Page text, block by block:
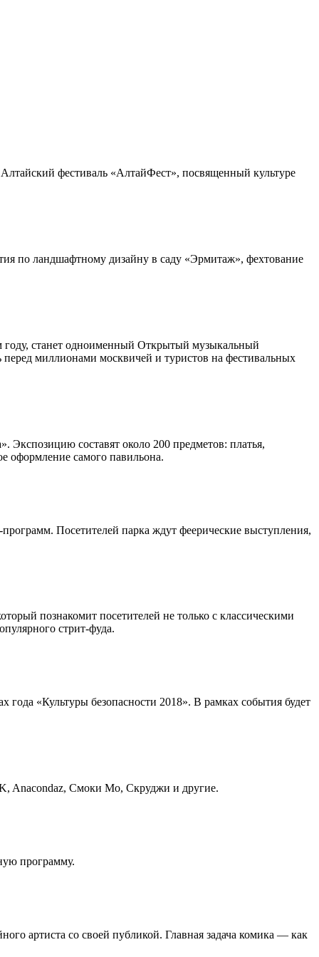
фестиваль «АлтайФест», посвященный культуре
по ландшафтному дизайну в саду «Эрмитаж», фехтование
году, станет одноименный Открытый музыкальный
миллионами москвичей и туристов на фестивальных
составят около 200 предметов: платья,
оформление самого павильона.
Посетителей парка ждут феерические выступления,
познакомит посетителей не только с классическими
стрит-фуда.
«Культуры безопасности 2018». В рамках события будет
Anacondaz, Смоки Мо, Скруджи и другие.
программу.
артиста со своей публикой. Главная задача комика — как